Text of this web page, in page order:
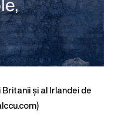
și al Irlandei de
)